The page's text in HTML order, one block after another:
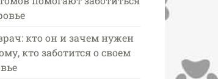
кто он и зачем нужен
кто заботится о своем